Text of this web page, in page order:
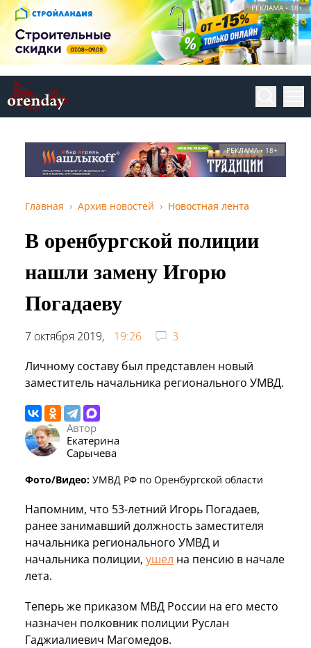
РЕКЛАМА • 18+
РЕКЛАМА • 18+
Главная Архив новостей Новостная лента
В оренбургской полиции
нашли замену Игорю
Погадаеву
7 октября 2019, 19:26
3
Личному составу был представлен новый
заместитель начальника регионального УМВД.
Автор
Екатерина
Сарычева
Фото/Видео: УМВД РФ по Оренбургской области
Напомним, что 53-летний Игорь Погадаев,
ранее занимавший должность заместителя
начальника регионального УМВД и
начальника полиции, ушел на пенсию в начале
лета.
Теперь же приказом МВД России на его место
назначен полковник полиции Руслан
Гаджиалиевич Магомедов.